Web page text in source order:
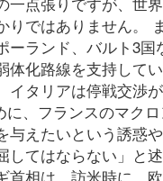
りではありません。
ーランド、バルト3国
体化路線を支持して
イタリアは停戦交渉
に、フランスのマク
与えたいという誘惑
してはならない」と
首相は、訪米時に、